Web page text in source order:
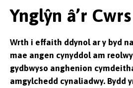
Ynglŷn â’r
Wrth i effaith ddynol ar y byd
mae angen cynyddol am
gydbwyso anghenion
amgylchedd cynaliadwy. Bydd